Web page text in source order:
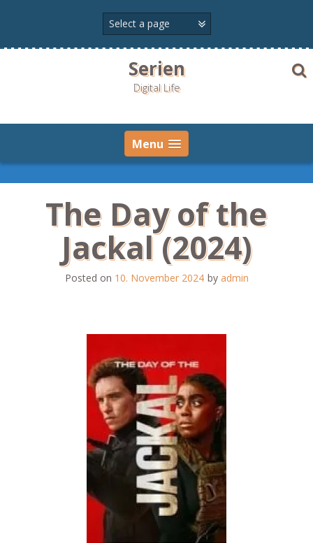
Serien
Digital Life
Menu
The Day of the
Jackal (2024)
Posted on 10. November 2024 by admin